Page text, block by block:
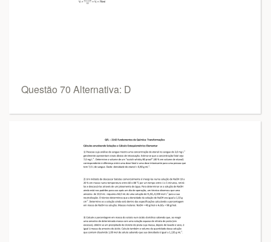
Questão 70 Alternativa: D